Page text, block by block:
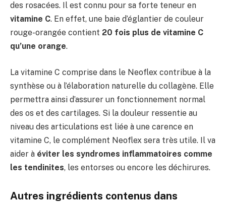
des rosacées. Il est connu pour sa forte teneur en
vitamine C. En effet, une baie d’églantier de couleur
rouge-orangée contient 20 fois plus de vitamine C
qu’une orange.
La vitamine C comprise dans le Neoflex contribue à la
synthèse ou à l’élaboration naturelle du collagène. Elle
permettra ainsi d’assurer un fonctionnement normal
des os et des cartilages. Si la douleur ressentie au
niveau des articulations est liée à une carence en
vitamine C, le complément Neoflex sera très utile. Il va
aider à éviter les syndromes inflammatoires comme
les tendinites, les entorses ou encore les déchirures.
Autres ingrédients contenus dans